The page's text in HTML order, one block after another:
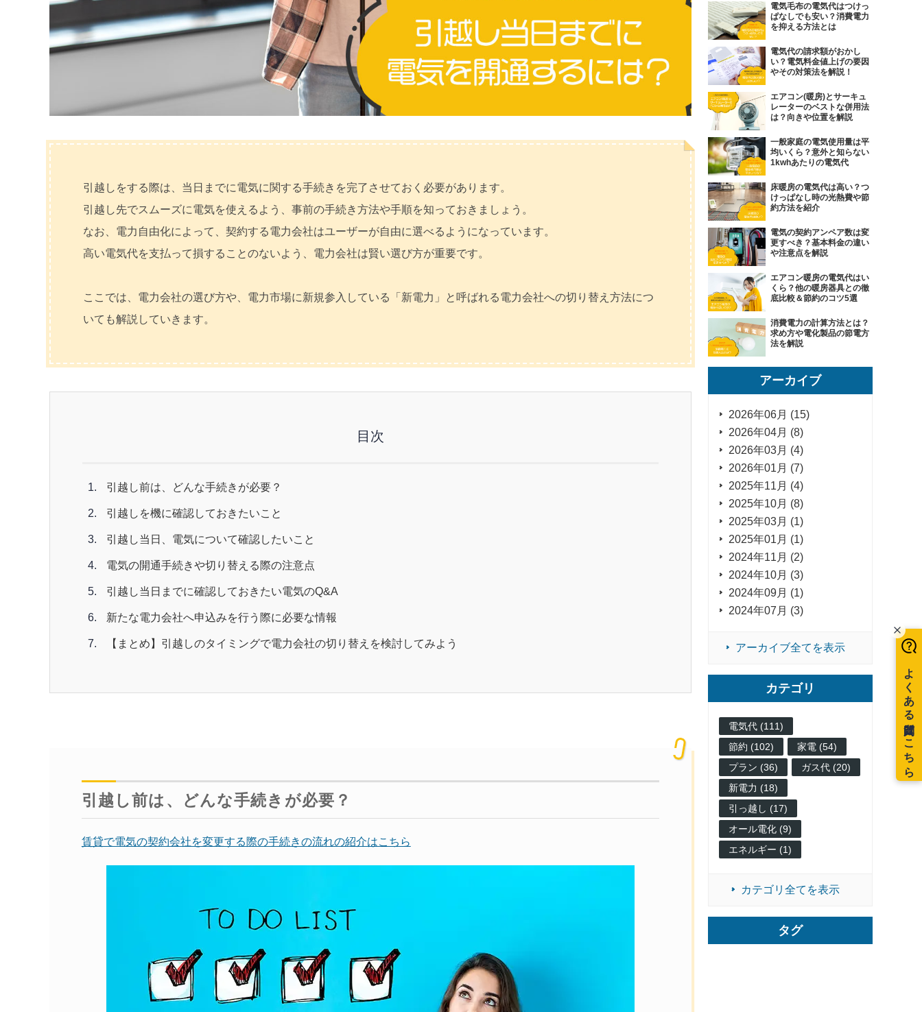
引越しをする際は、当日までに電気に関する手続きを完了させておく必要があります。
引越し先でスムーズに電気を使えるよう、事前の手続き方法や手順を知っておきましょう。
なお、電力自由化によって、契約する電力会社はユーザーが自由に選べるようになっています。
高い電気代を支払って損することのないよう、電力会社は賢い選び方が重要です。
ここでは、電力会社の選び方や、電力市場に新規参入している「新電力」と呼ばれる電力会社への切り替え方法につ
いても解説していきます。
目次
引越し前は、どんな手続きが必要？
引越しを機に確認しておきたいこと
引越し当日、電気について確認したいこと
電気の開通手続きや切り替える際の注意点
引越し当日までに確認しておきたい電気のQ&A
新たな電力会社へ申込みを行う際に必要な情報
【まとめ】引越しのタイミングで電力会社の切り替えを検討してみよう
引越し前は、どんな手続きが必要？
賃貸で電気の契約会社を変更する際の手続きの流れの紹介はこちら
電気毛布の電気代はつけっ
ぱなしでも安い？消費電力
を抑える方法とは
電気代の請求額がおかし
い？電気料金値上げの要因
やその対策法を解説！
エアコン(暖房)とサーキュ
レーターのベストな併用法
は？向きや位置を解説
一般家庭の電気使用量は平
均いくら？意外と知らない
1kwhあたりの電気代
床暖房の電気代は高い？つ
けっぱなし時の光熱費や節
約方法を紹介
電気の契約アンペア数は変
更すべき？基本料金の違い
や注意点を解説
エアコン暖房の電気代はい
くら？他の暖房器具との徹
底比較＆節約のコツ5選
消費電力の計算方法とは？
求め方や電化製品の節電方
法を解説
アーカイブ
2026年06月 (15)
2026年04月 (8)
2026年03月 (4)
2026年01月 (7)
2025年11月 (4)
2025年10月 (8)
2025年03月 (1)
2025年01月 (1)
2024年11月 (2)
2024年10月 (3)
2024年09月 (1)
2024年07月 (3)
アーカイブ全てを表示
カテゴリ
電気代 (111)
節約 (102)
家電 (54)
プラン (36)
ガス代 (20)
新電力 (18)
引っ越し (17)
オール電化 (9)
エネルギー (1)
カテゴリ全てを表示
タグ